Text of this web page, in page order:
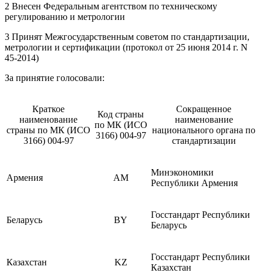
2 Внесен Федеральным агентством по техническому
регулированию и метрологии
3 Принят Межгосударственным советом по стандартизации,
метрологии и сертификации (протокол от 25 июня 2014 г. N
45-2014)
За принятие голосовали:
Краткое
наименование
страны по МК (ИСО
3166) 004-97
Код страны
по МК (ИСО
3166) 004-97
Сокращенное
наименование
национального органа по
стандартизации
Армения AM
Минэкономики
Республики Армения
Беларусь BY
Госстандарт Республики
Беларусь
Казахстан KZ
Госстандарт Республики
Казахстан